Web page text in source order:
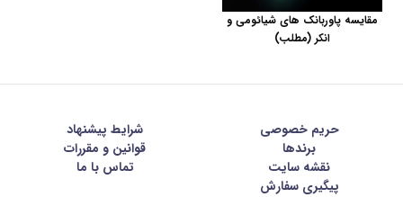
مقایسه پاوربانک های شیائومی و
انکر (مطلب)
حریم خصوصی
شرايط پيشنهاد
برندها
قوانین و مقررات
نقشه سایت
تماس با ما
پیگیری سفارش